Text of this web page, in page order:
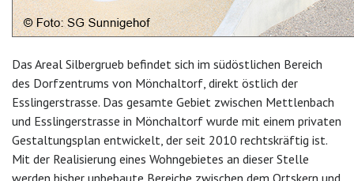
Das Areal Silbergrueb befindet sich im südöstlichen Bereich
des Dorfzentrums von Mönchaltorf, direkt östlich der
Esslingerstrasse. Das gesamte Gebiet zwischen Mettlenbach
und Esslingerstrasse in Mönchaltorf wurde mit einem privaten
Gestaltungsplan entwickelt, der seit 2010 rechtskräftig ist.
Mit der Realisierung eines Wohngebietes an dieser Stelle